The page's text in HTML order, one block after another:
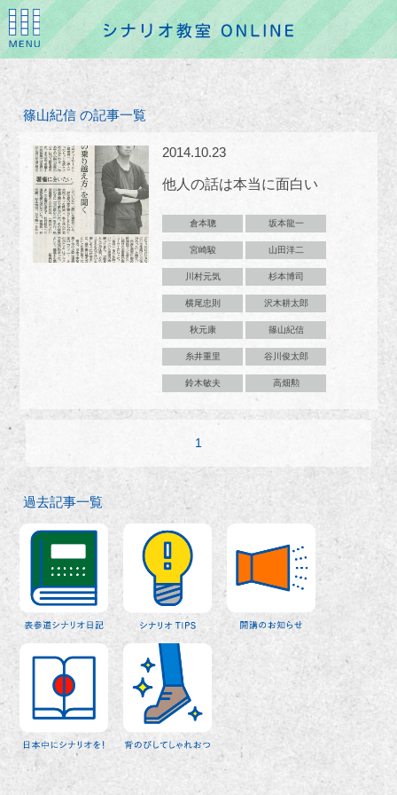
篠山紀信 の記事一覧
2014.10.23
他人の話は本当に面白い
倉本聰 坂本龍一
宮崎駿 山田洋二
川村元気 杉本博司
横尾忠則 沢木耕太郎
秋元康 篠山紀信
糸井重里 谷川俊太郎
鈴木敏夫 高畑勲
1
過去記事一覧